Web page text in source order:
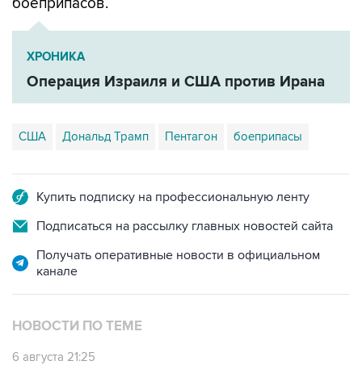
ХРОНИКА
Операция Израиля и США против Ирана
США Дональд Трамп Пентагон боеприпасы
Купить подписку на профессиональную ленту
Подписаться на рассылку главных новостей сайта
Получать оперативные новости в официальном
канале
НОВОСТИ ПО ТЕМЕ
6 августа 21:25